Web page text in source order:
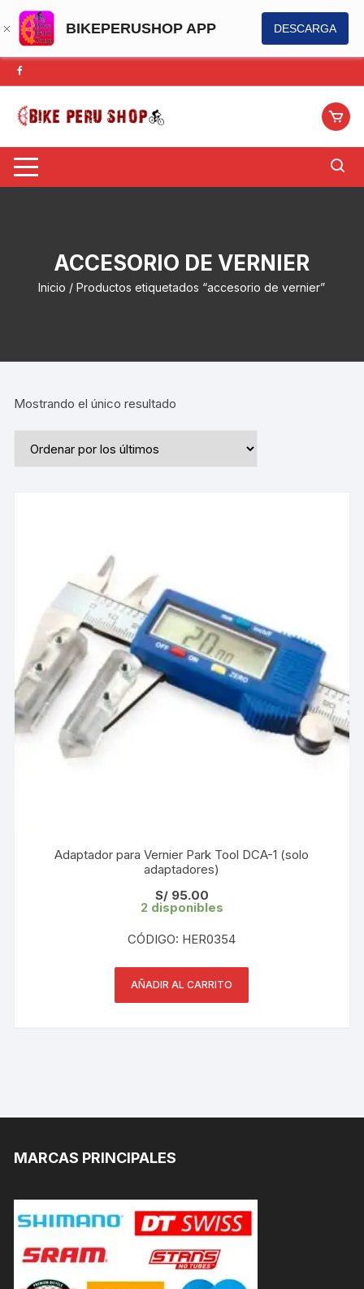
BIKEPERUSHOP APP DESCARGA
Saltar
al
contenido
ACCESORIO DE VERNIER
Inicio / Productos etiquetados “accesorio de vernier”
Mostrando el único resultado
Adaptador para Vernier Park Tool DCA-1 (solo
adaptadores)
S/95.00
2 disponibles
CÓDIGO: HER0354
AÑADIR AL CARRITO
MARCAS PRINCIPALES